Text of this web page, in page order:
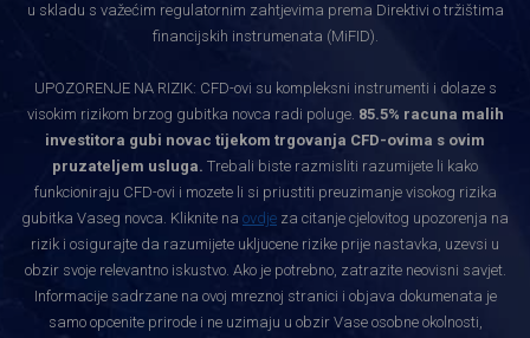
u skladu s važećim regulatornim zahtjevima prema Direktivi o tržištima
financijskih instrumenata (MiFID).
UPOZORENJE NA RIZIK: CFD-ovi su kompleksni instrumenti i dolaze s
visokim rizikom brzog gubitka novca radi poluge. 85.5% racuna malih
investitora gubi novac tijekom trgovanja CFD-ovima s ovim
pruzateljem usluga. Trebali biste razmisliti razumijete li kako
funkcioniraju CFD-ovi i mozete li si priustiti preuzimanje visokog rizika
gubitka Vaseg novca. Kliknite na ovdje za citanje cjelovitog upozorenja na
rizik i osigurajte da razumijete ukljucene rizike prije nastavka, uzevsi u
obzir svoje relevantno iskustvo. Ako je potrebno, zatrazite neovisni savjet.
Informacije sadrzane na ovoj mreznoj stranici i objava dokumenata je
samo opcenite prirode i ne uzimaju u obzir Vase osobne okolnosti,